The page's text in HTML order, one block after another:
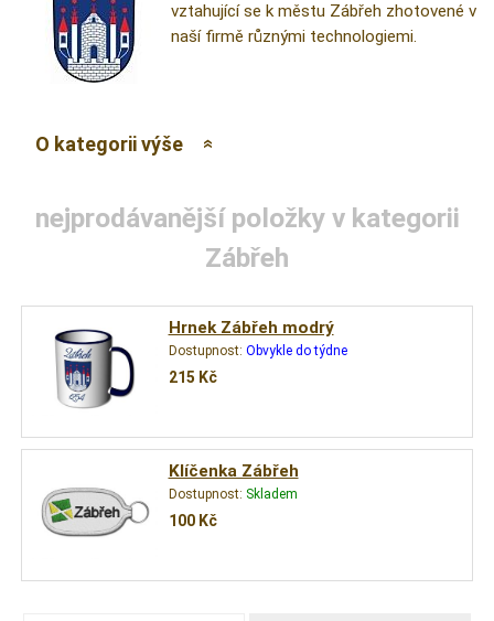
vztahující se k městu Zábřeh zhotovené v
naší firmě různými technologiemi.
O kategorii výše
nejprodávanější položky v kategorii
Zábřeh
Hrnek Zábřeh modrý
Dostupnost: Obvykle do týdne
215 Kč
Klíčenka Zábřeh
Dostupnost: Skladem
100 Kč